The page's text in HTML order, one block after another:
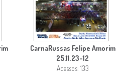
CarnaRussas Felipe Amorim
25.11.23-12
Acessos: 133